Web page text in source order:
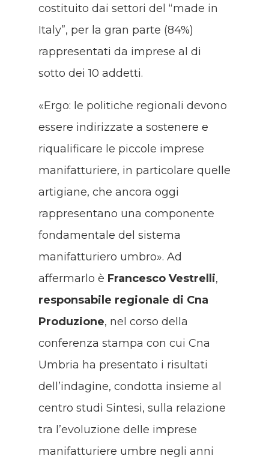
costituito dai settori del “made in
Italy”, per la gran parte (84%)
rappresentati da imprese al di
sotto dei 10 addetti.
«Ergo: le politiche regionali devono
essere indirizzate a sostenere e
riqualificare le piccole imprese
manifatturiere, in particolare quelle
artigiane, che ancora oggi
rappresentano una componente
fondamentale del sistema
manifatturiero umbro». Ad
affermarlo è Francesco Vestrelli,
responsabile regionale di Cna
Produzione, nel corso della
conferenza stampa con cui Cna
Umbria ha presentato i risultati
dell’indagine, condotta insieme al
centro studi Sintesi, sulla relazione
tra l’evoluzione delle imprese
manifatturiere umbre negli anni